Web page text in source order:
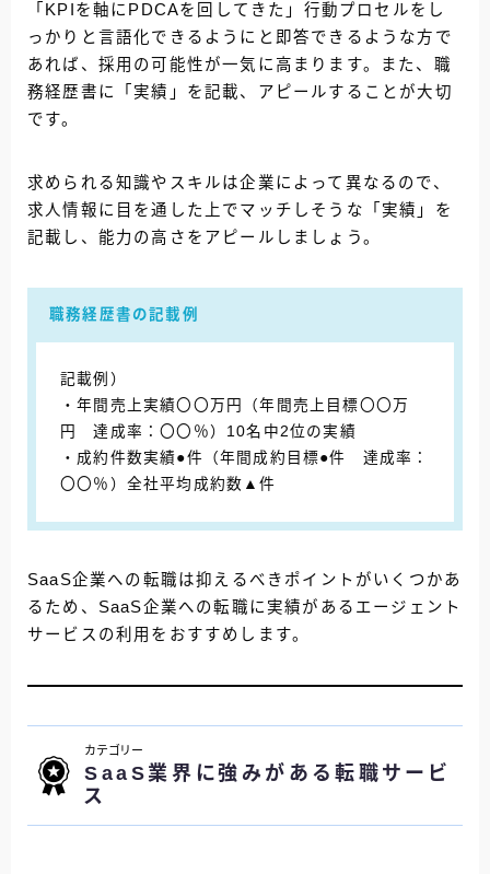
「KPIを軸にPDCAを回してきた」行動プロセルをし
っかりと言語化できるようにと即答できるような方で
あれば、採用の可能性が一気に高まります。
また、職
務経歴書に「実績」を記載、アピールすることが大切
です。
求められる知識やスキルは企業によって異なるので、
求人情報に目を通した上でマッチしそうな「実績」を
記載し、能力の高さをアピールしましょう。
職務経歴書の記載例
記載例）
・年間売上実績〇〇万円（年間売上目標〇〇万
円 達成率：〇〇％）10名中2位の実績
・成約件数実績●件（年間成約目標●件 達成率：
〇〇％）全社平均成約数▲件
SaaS企業への転職は抑えるべきポイントがいくつかあ
るため、SaaS企業への転職に実績があるエージェント
サービスの利用をおすすめします。
カテゴリー
SaaS業界に強みがある転職サービ
ス